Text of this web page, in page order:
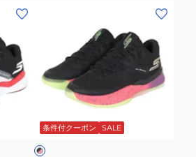
NEXUS
253015-
BPPK
条件付クーポン SALE